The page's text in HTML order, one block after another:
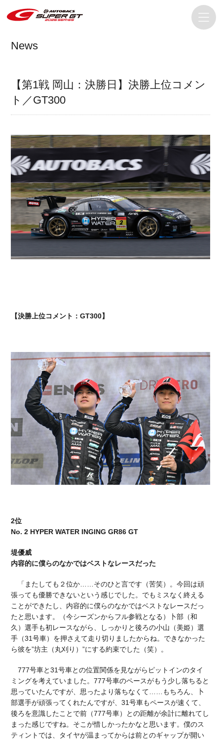
News
【第1戦 岡山：決勝日】決勝上位コメン
ト／GT300
【決勝上位コメント：GT300】
2位
No. 2 HYPER WATER INGING GR86 GT
堤優威
内容的に僕らのなかではベストなレースだった
「またしても２位か……そのひと言です（苦笑）。今回は頑
張っても優勝できないという感じでした。でもミスなく終える
ことができたし、内容的に僕らのなかではベストなレースだっ
たと思います。（今シーズンからフル参戦となる）卜部（和
久）選手も初レースながら、しっかりと後ろの小山（美姫）選
手（31号車）を押さえて走り切りましたからね。できなかった
ら彼を”坊主（丸刈り）”にする約束でした（笑）。
777号車と31号車との位置関係を見ながらピットインのタイ
ミングを考えていました。777号車のペースがもう少し落ちると
思っていたんですが、思ったより落ちなくて……もちろん、卜
部選手が頑張ってくれたんですが、31号車もペースが速くて、
後ろを意識したことで前（777号車）との距離が余計に離れてし
まった感じですね。そこが惜しかったかなと思います。僕のス
ティントでは、タイヤが温まってからは前とのギャップが開い